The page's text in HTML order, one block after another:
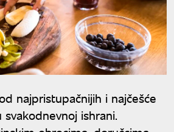
najpristupačnijih i najčešće
ishrani.